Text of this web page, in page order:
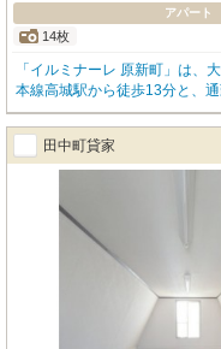
アパート
14枚
「イルミナーレ 原新町」は、
本線高城駅から徒歩13分と、
LDKが嬉しい2LDKは、お二人
り。専有面積47.86㎡でゆった
ら心地よい光が差し込み、明
利用料無料、エアコン完備で
ス・トイレ別、独立洗面台、
シューズインクローゼットも
行、徒歩7分にはスターバック
保育園まで徒歩8分と、子育て
嬉しい敷金0円！駐車場も月額
田中町貸家